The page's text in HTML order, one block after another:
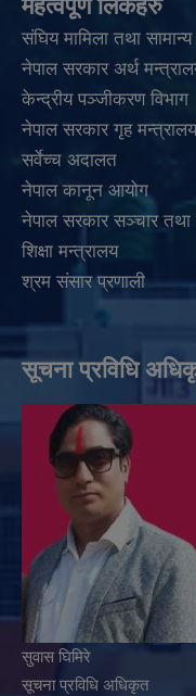
महत्वपूर्ण लिंकहरु
संघिय मामिला तथा
नेपाल सरकार अर्थ
केन्द्रीय पञ्जीकरण विभाग
नेपाल सरकार गृह मन्त्रालय
सर्वेच्च अदालत
नेपाल कानून आयोग
नेपाल सरकार सञ्चार तथा
शिक्षा मन्त्रालय
श्रम संसार प्रणाली
सूचना प्रविधि
सुवास घिमिरे
सूचना प्रविधि अधिकृत